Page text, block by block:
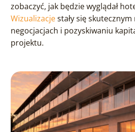
zobaczyć, jak będzie wyglądał
Wizualizacjestały się
negocjacjach i pozyskiwaniu
projektu.